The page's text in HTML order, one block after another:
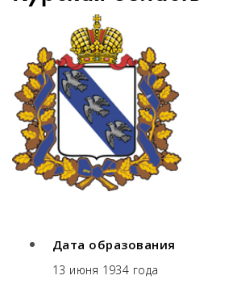
Дата образования
13 июня 1934 года